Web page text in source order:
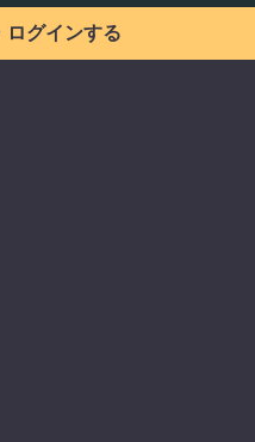
ログインする